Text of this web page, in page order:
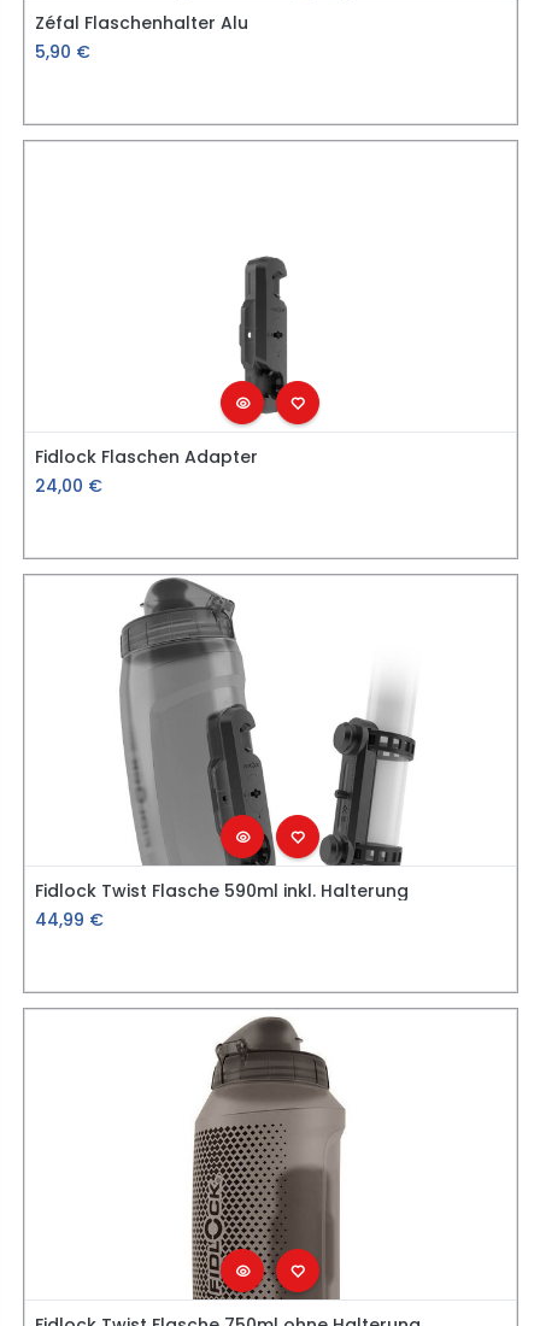
Zéfal Flaschenhalter Alu
5,90 €
Fidlock Flaschen Adapter
24,00 €
Fidlock Twist Flasche 590ml inkl. Halterung
44,99 €